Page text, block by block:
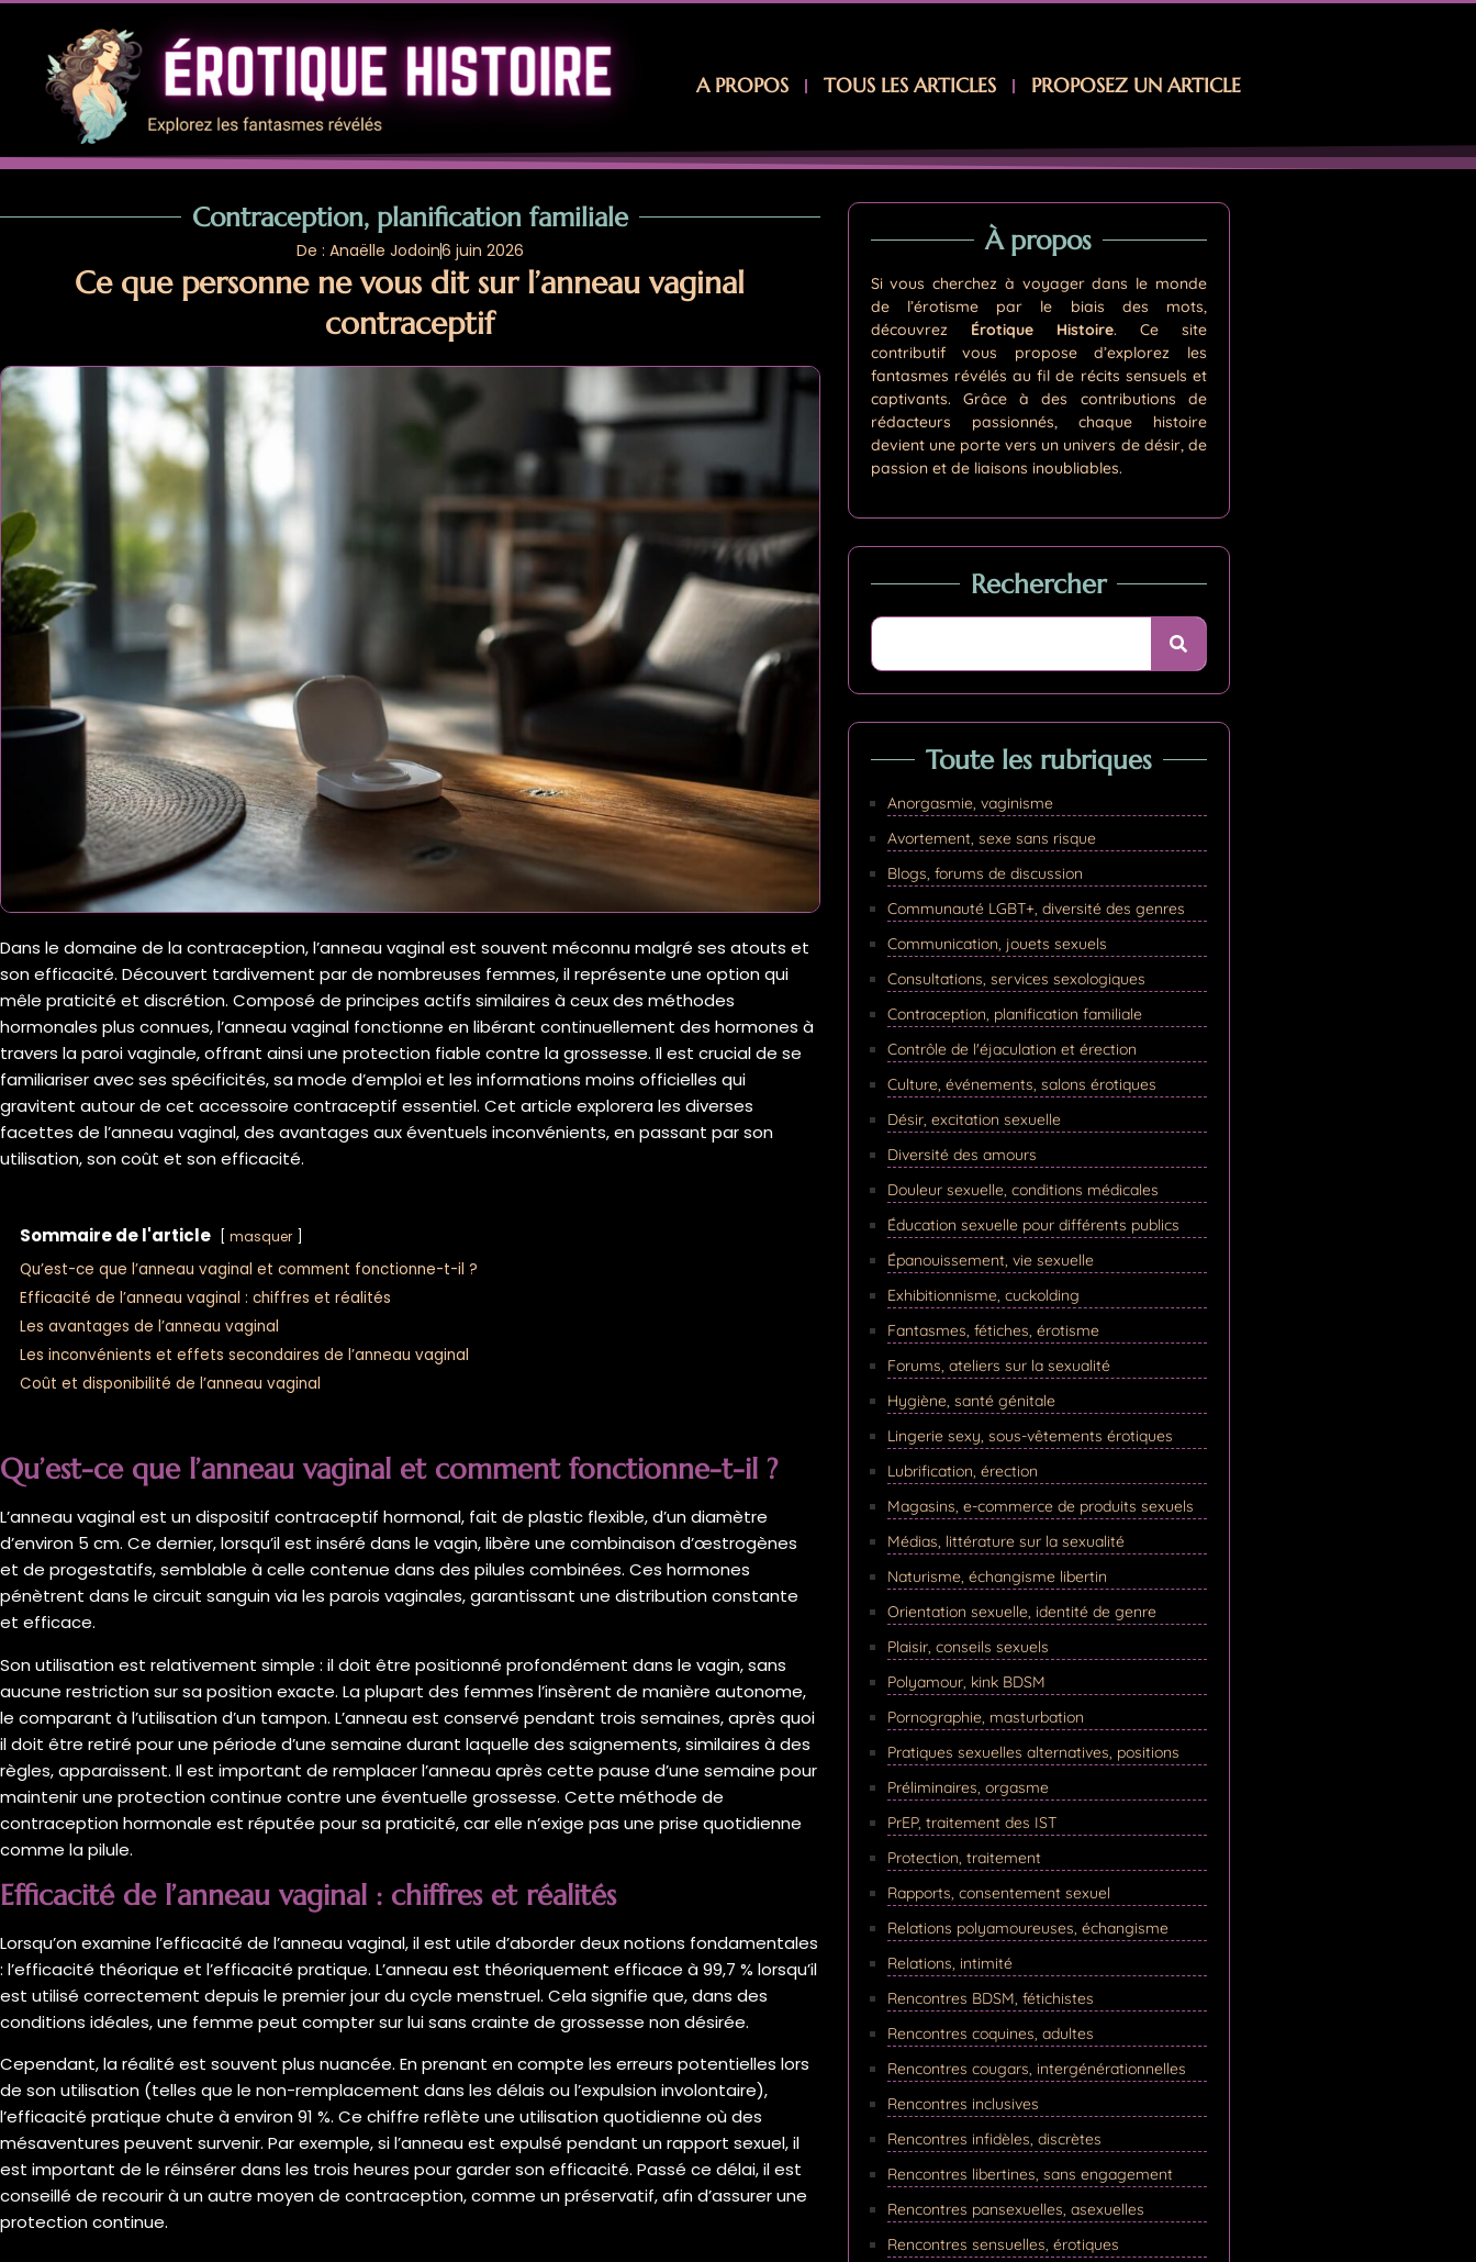
A PROPOS TOUS LES ARTICLES PROPOSEZ UN ARTICLE
Contraception, planification familiale
De : Anaëlle Jodoin6 juin 2026
Ce que personne ne vous dit sur l’anneau vaginal
contraceptif
Dans le domaine de la contraception, l’anneau vaginal est souvent méconnu malgré ses atouts et
son efficacité. Découvert tardivement par de nombreuses femmes, il représente une option qui
mêle praticité et discrétion. Composé de principes actifs similaires à ceux des méthodes
hormonales plus connues, l’anneau vaginal fonctionne en libérant continuellement des hormones à
travers la paroi vaginale, offrant ainsi une protection fiable contre la grossesse. Il est crucial de se
familiariser avec ses spécificités, sa mode d’emploi et les informations moins officielles qui
gravitent autour de cet accessoire contraceptif essentiel. Cet article explorera les diverses
facettes de l’anneau vaginal, des avantages aux éventuels inconvénients, en passant par son
utilisation, son coût et son efficacité.
Sommaire de l'article masquer
Qu’est-ce que l’anneau vaginal et comment fonctionne-t-il ?
Efficacité de l’anneau vaginal : chiffres et réalités
Les avantages de l’anneau vaginal
Les inconvénients et effets secondaires de l’anneau vaginal
Coût et disponibilité de l’anneau vaginal
Qu’est-ce que l’anneau vaginal et comment fonctionne-t-il ?
L’anneau vaginal est un dispositif contraceptif hormonal, fait de plastic flexible, d’un diamètre
d’environ 5 cm. Ce dernier, lorsqu’il est inséré dans le vagin, libère une combinaison d’œstrogènes
et de progestatifs, semblable à celle contenue dans des pilules combinées. Ces hormones
pénètrent dans le circuit sanguin via les parois vaginales, garantissant une distribution constante
et efficace.
Son utilisation est relativement simple : il doit être positionné profondément dans le vagin, sans
aucune restriction sur sa position exacte. La plupart des femmes l’insèrent de manière autonome,
le comparant à l’utilisation d’un tampon. L’anneau est conservé pendant trois semaines, après quoi
il doit être retiré pour une période d’une semaine durant laquelle des saignements, similaires à des
règles, apparaissent. Il est important de remplacer l’anneau après cette pause d’une semaine pour
maintenir une protection continue contre une éventuelle grossesse. Cette méthode de
contraception hormonale est réputée pour sa praticité, car elle n’exige pas une prise quotidienne
comme la pilule.
Efficacité de l’anneau vaginal : chiffres et réalités
Lorsqu’on examine l’efficacité de l’anneau vaginal, il est utile d’aborder deux notions fondamentales
: l’efficacité théorique et l’efficacité pratique. L’anneau est théoriquement efficace à 99,7 % lorsqu’il
est utilisé correctement depuis le premier jour du cycle menstruel. Cela signifie que, dans des
conditions idéales, une femme peut compter sur lui sans crainte de grossesse non désirée.
Cependant, la réalité est souvent plus nuancée. En prenant en compte les erreurs potentielles lors
de son utilisation (telles que le non-remplacement dans les délais ou l’expulsion involontaire),
l’efficacité pratique chute à environ 91 %. Ce chiffre reflète une utilisation quotidienne où des
mésaventures peuvent survenir. Par exemple, si l’anneau est expulsé pendant un rapport sexuel, il
est important de le réinsérer dans les trois heures pour garder son efficacité. Passé ce délai, il est
conseillé de recourir à un autre moyen de contraception, comme un préservatif, afin d’assurer une
protection continue.
À propos
Si vous cherchez à voyager dans le monde
de l’érotisme par le biais des mots,
découvrez Érotique Histoire. Ce site
contributif vous propose d’explorez les
fantasmes révélés au fil de récits sensuels et
captivants. Grâce à des contributions de
rédacteurs passionnés, chaque histoire
devient une porte vers un univers de désir, de
passion et de liaisons inoubliables.
Rechercher
Toute les rubriques
Anorgasmie, vaginisme
Avortement, sexe sans risque
Blogs, forums de discussion
Communauté LGBT+, diversité des genres
Communication, jouets sexuels
Consultations, services sexologiques
Contraception, planification familiale
Contrôle de l'éjaculation et érection
Culture, événements, salons érotiques
Désir, excitation sexuelle
Diversité des amours
Douleur sexuelle, conditions médicales
Éducation sexuelle pour différents publics
Épanouissement, vie sexuelle
Exhibitionnisme, cuckolding
Fantasmes, fétiches, érotisme
Forums, ateliers sur la sexualité
Hygiène, santé génitale
Lingerie sexy, sous-vêtements érotiques
Lubrification, érection
Magasins, e-commerce de produits sexuels
Médias, littérature sur la sexualité
Naturisme, échangisme libertin
Orientation sexuelle, identité de genre
Plaisir, conseils sexuels
Polyamour, kink BDSM
Pornographie, masturbation
Pratiques sexuelles alternatives, positions
Préliminaires, orgasme
PrEP, traitement des IST
Protection, traitement
Rapports, consentement sexuel
Relations polyamoureuses, échangisme
Relations, intimité
Rencontres BDSM, fétichistes
Rencontres coquines, adultes
Rencontres cougars, intergénérationnelles
Rencontres inclusives
Rencontres infidèles, discrètes
Rencontres libertines, sans engagement
Rencontres pansexuelles, asexuelles
Rencontres sensuelles, érotiques